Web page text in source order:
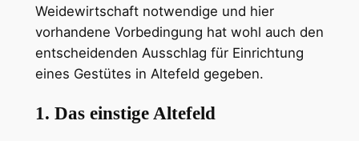
Weidewirtschaft notwendige und hier
vorhandene Vorbedingung hat wohl auch den
entscheidenden Ausschlag für Einrichtung
eines Gestütes in Altefeld gegeben.
1. Das einstige Altefeld